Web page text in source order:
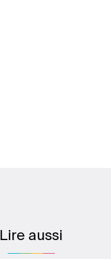
Lire aussi